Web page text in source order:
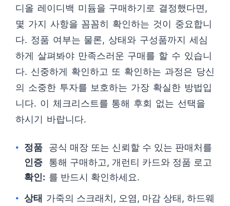
디올 레이디백 미듐을 구매하기로 결정했다면,
몇 가지 사항을 꼼꼼히 확인하는 것이 중요합니
다. 정품 여부는 물론, 상태와 구성품까지 세심
하게 살펴봐야 만족스러운 구매를 할 수 있습니
다. 신중하게 확인하고 또 확인하는 과정은 당신
의 소중한 투자를 보호하는 가장 확실한 방법입
니다. 이 체크리스트를 통해 후회 없는 선택을
하시기 바랍니다.
정품
인증
확인:
공식 매장 또는 신뢰할 수 있는 판매처를
통해 구매하고, 개런티 카드와 정품 로고
를 반드시 확인하세요.
상태 가죽의 스크래치, 오염, 마감 상태, 하드웨